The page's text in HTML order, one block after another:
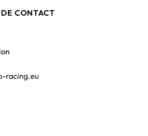
CONTACT
racing.eu